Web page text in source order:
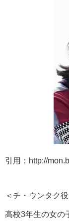
引用：http://
＜チ・ウンタク役
高校3年生の女の